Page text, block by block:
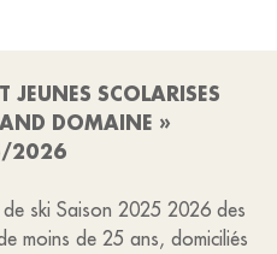
JEUNES SCOLARISES
DOMAINE »
2026
ski Saison 2025 2026 des
moins de 25 ans, domiciliés